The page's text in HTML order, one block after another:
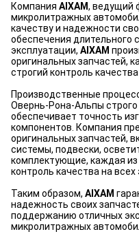
Компания AIXAM, ведущий
микролитражных
качеству и надежности
обеспечения длительного
эксплуатации, AIXAM
оригинальных запчастей,
строгий контроль
Производственные
Овернь-Рона-Альпы
обеспечивает точность
компонентов. Компания
оригинальных запчастей,
системы, подвески,
комплектующие, каждая из
контроль качества на всех
Таким образом, AIXAM
надежность своих
поддержанию отличных
микролитражных